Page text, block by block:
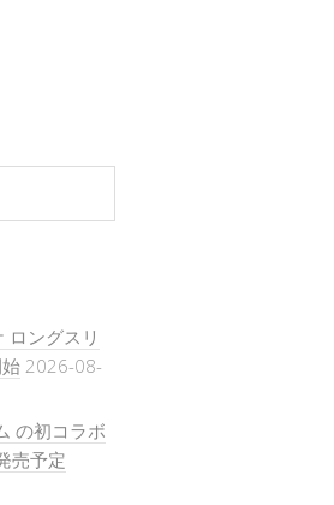
ロングスリ
2026-08-
の初コラボ
売予定